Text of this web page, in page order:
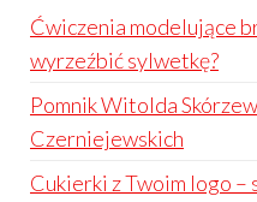
Ćwiczenia modelujące
wyrzeźbić sylwetkę?
Pomnik Witolda
Czerniejewskich
Cukierki z Twoim logo –